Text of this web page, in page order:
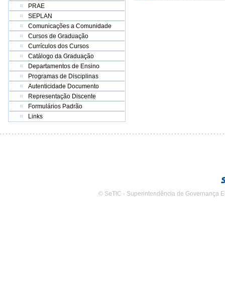
PRAE
SEPLAN
Comunicações a Comunidade
Cursos de Graduação
Currículos dos Cursos
Catálogo da Graduação
Departamentos de Ensino
Programas de Disciplinas
Autenticidade Documento
Representação Discente
Formulários Padrão
Links
© SeTIC - Superintendência de Governança